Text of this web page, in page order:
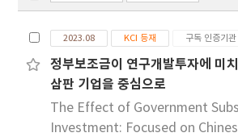
2023.08 KCI 등재 구독 인증기
정부보조금이 연구개발투자에 미
삼판 기업을 중심으로
The Effect of Government
Investment: Focused on